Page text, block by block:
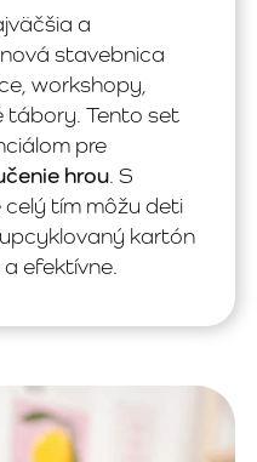
a
stavebnica
workshopy,
tábory. Tento set
pre
hrou. S
tím môžu deti
kartón
efektívne.